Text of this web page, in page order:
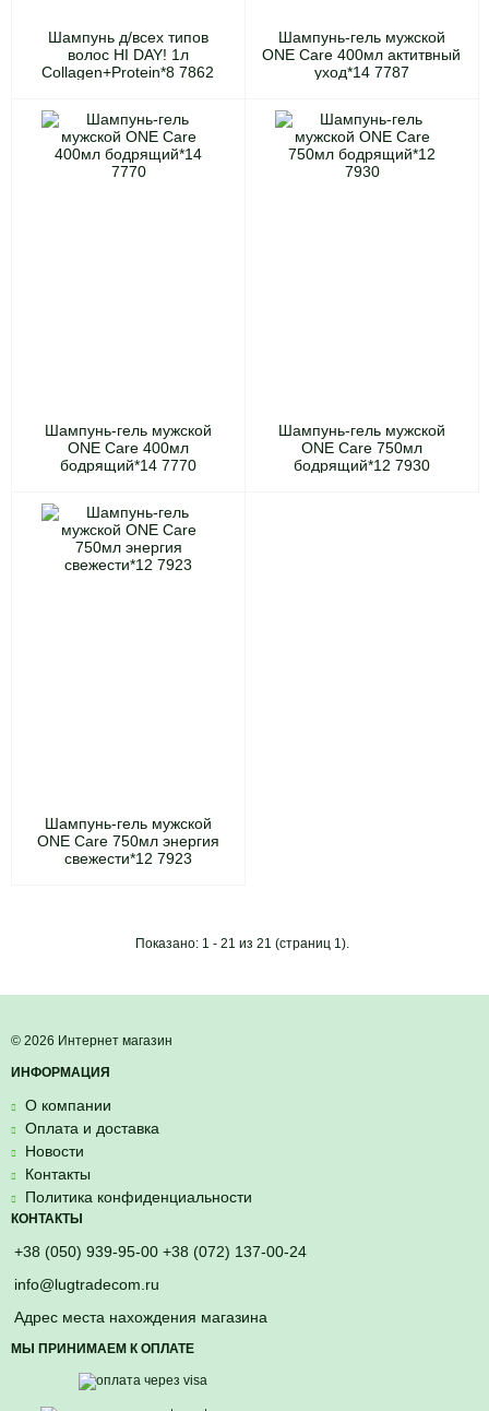
Шампунь д/всех типов
волос HI DAY! 1л
Collagen+Protein*8 7862
Шампунь-гель мужской
ONE Care 400мл актитвный
уход*14 7787
Шампунь-гель мужской
ONE Care 400мл
бодрящий*14 7770
Шампунь-гель мужской
ONE Care 750мл
бодрящий*12 7930
Шампунь-гель мужской
ONE Care 750мл энергия
свежести*12 7923
Показано: 1 - 21 из 21 (страниц 1).
© 2026 Интернет магазин
ИНФОРМАЦИЯ
О компании
Оплата и доставка
Новости
Контакты
Политика конфиденциальности
КОНТАКТЫ
+38 (050) 939-95-00 +38 (072) 137-00-24
info@lugtradecom.ru
Адрес места нахождения магазина
МЫ ПРИНИМАЕМ К ОПЛАТЕ